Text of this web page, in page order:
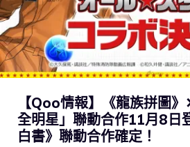
【Qoo情報】《龍族拼圖
全明星」聯動合作11月8
白書》聯動合作確定！